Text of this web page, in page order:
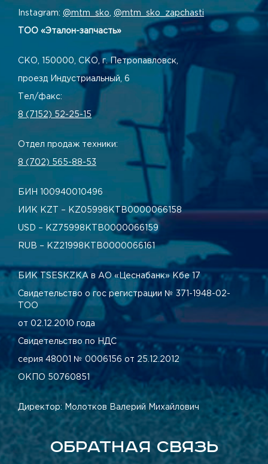
Instagram: @mtm_sko @mtm_sko_zapchasti
ТОО «Эталон-запчасть»
СКО, 150000, СКО, г. Петропавловск,
проезд Индустриальный, 6
Тел/факс:
8 (7152) 52-25-15
Отдел продаж техники:
8 (702) 565-88-53
БИН 100940010496
ИИК KZT – KZ05998КТВ0000066158
USD – KZ75998КТВ0000066159
RUB – KZ21998КТВ0000066161
БИК TSESKZKA в АО «Цеснабанк» Кбе 17
Свидетельство о гос регистрации № 371-1948-02-
ТОО
от 02.12.2010 года
Свидетельство по НДС
серия 48001 № 0006156 от 25.12.2012
ОКПО 50760851
Директор: Молотков Валерий Михайлович
ОБРАТНАЯ СВЯЗЬ